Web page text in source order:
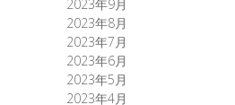
2023年9月
2023年8月
2023年7月
2023年6月
2023年5月
2023年4月